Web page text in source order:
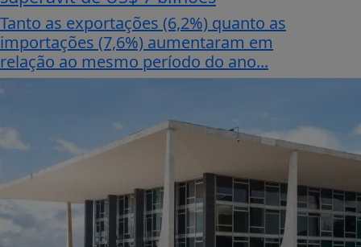
Tanto as exportações (6,2%) quanto as
importações (7,6%) aumentaram em
relação ao mesmo período do ano...